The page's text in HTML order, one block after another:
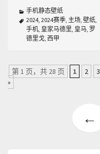
手机静态壁纸
2024, 2024赛季, 主场, 壁纸,
手机, 皇家马德里, 皇马, 罗
德里戈, 西甲
第 1 页，共 28 页 1 2 3
»
←